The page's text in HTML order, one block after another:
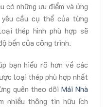
có những ưu điểm và ứng
cầu cụ thể của từng
thép hình phù hợp sẽ
bền của công trình.
bạn hiểu rõ hơn về các
loại thép phù hợp nhất
quên theo dõi Mái Nhà
nhiều thông tin hữu ích